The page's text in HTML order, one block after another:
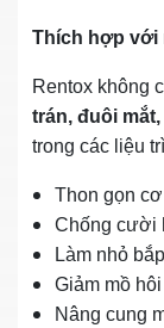
Thích hợp với
Rentox không
trán, đuôi
trong các liệu
Thon gọn
Chống cười
Làm nhỏ
Giảm mồ
Nâng cung